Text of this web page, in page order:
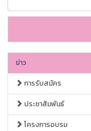
ข่าว
การรับสมัคร
ประชาสัมพันธ์
โครงการอบรม